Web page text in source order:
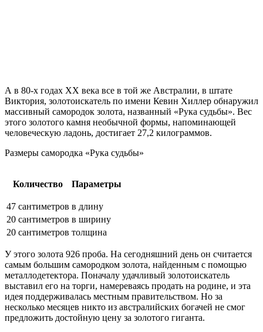
А в 80-х годах ХХ века все в той же Австралии, в штате
Виктория, золотоискатель по имени Кевин Хиллер обнаружил
массивный самородок золота, названный «Рука судьбы». Вес
этого золотого камня необычной формы, напоминающей
человеческую ладонь, достигает 27,2 килограммов.
Размеры самородка «Рука судьбы»
Количество Параметры
47 сантиметров в длину
20 сантиметров в ширину
20 сантиметров толщина
У этого золота 926 проба. На сегодняшний день он считается
самым большим самородком золота, найденным с помощью
металлодетектора. Поначалу удачливый золотоискатель
выставил его на торги, намереваясь продать на родине, и эта
идея поддерживалась местным правительством. Но за
несколько месяцев никто из австралийских богачей не смог
предложить достойную цену за золотого гиганта.